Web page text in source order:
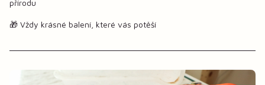
přírodu
🎁 Vždy krásné balení, které vás potěší